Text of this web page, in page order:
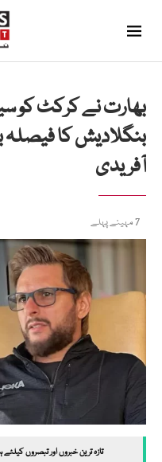
بھارت نے کرکٹ کو
بنگلادیش کا
آفریدی
7 مہینے پہلے
تازہ ترین خبروں اور تبصروں